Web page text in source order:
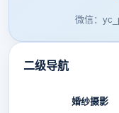
微信：
二级导航
婚纱摄影